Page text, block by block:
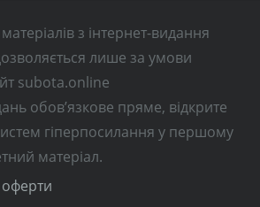
з інтернет-видання
лише за умови
subota.online
обов’язкове пряме, відкрите
гіперпосилання у першому
матеріал.